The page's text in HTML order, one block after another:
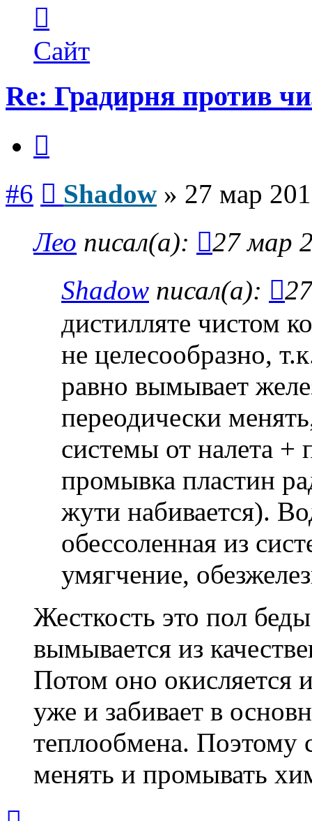
пользователя
Shadow
Сайт
Re: Градирня против
#6 Shadow » 27 мар
Лео писал(а):
27 мар
Shadow писал(а):
дистилляте чистом
не целесообразно,
равно вымывает
переодически
системы от налета +
промывка пластин
жути набивается).
обессоленная из
умягчение,
Жесткость это пол
вымывается из
Потом оно окисляется
уже и забивает в
теплообмена. Поэтому
менять и промывать